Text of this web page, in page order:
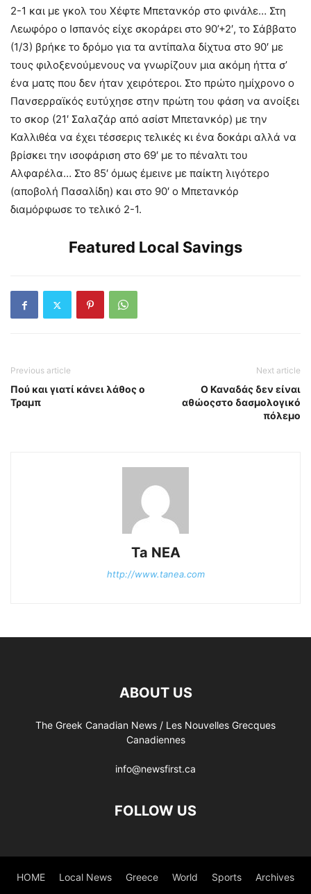
2-1 και με γκολ του Χέφτε Μπετανκόρ στο φινάλε… Στη
Λεωφόρο ο Ισπανός είχε σκοράρει στο 90’+2′, το Σάββατο
(1/3) βρήκε το δρόμο για τα αντίπαλα δίχτυα στο 90′ με
τους φιλοξενούμενους να γνωρίζουν μια ακόμη ήττα σ’
ένα ματς που δεν ήταν χειρότεροι. Στο πρώτο ημίχρονο ο
Πανσερραϊκός ευτύχησε στην πρώτη του φάση να ανοίξει
το σκορ (21′ Σαλαζάρ από ασίστ Μπετανκόρ) με την
Καλλιθέα να έχει τέσσερις τελικές κι ένα δοκάρι αλλά να
βρίσκει την ισοφάριση στο 69′ με το πέναλτι του
Αλφαρέλα… Στο 85′ όμως έμεινε με παίκτη λιγότερο
(αποβολή Πασαλίδη) και στο 90′ ο Μπετανκόρ
διαμόρφωσε το τελικό 2-1.
Featured Local Savings
Previous article
Πού και γιατί κάνει λάθος ο
Τραμπ
Next article
Ο Καναδάς δεν είναι
αθώοςστο δασμολογικό
πόλεμο
Ta NEA
http://www.tanea.com
ABOUT US
The Greek Canadian News / Les Nouvelles Grecques
Canadiennes
info@newsfirst.ca
FOLLOW US
HOME Local News Greece World Sports Archives